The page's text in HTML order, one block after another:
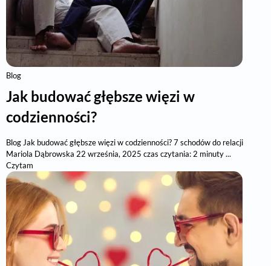
Blog
Jak budować głębsze więzi w
codzienności?
Blog Jak budować głębsze więzi w codzienności? 7 schodów do relacji
Mariola Dąbrowska 22 września, 2025 czas czytania: 2 minuty ...
Czytam